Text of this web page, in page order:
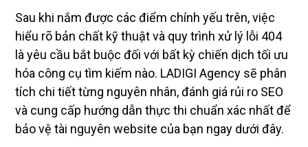
hiểu rõ bản chất kỹ thuật và quy trình xử lý lỗi 404
là yêu cầu bắt buộc đối với bất kỳ chiến dịch tối ưu
hóa công cụ tìm kiếm nào. LADIGI Agency sẽ phân
tích chi tiết từng nguyên nhân, đánh giá rủi ro SEO
và cung cấp hướng dẫn thực thi chuẩn xác nhất để
bảo vệ tài nguyên website của bạn ngay dưới đây.